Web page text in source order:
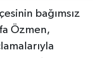
bağımsız
Özmen,